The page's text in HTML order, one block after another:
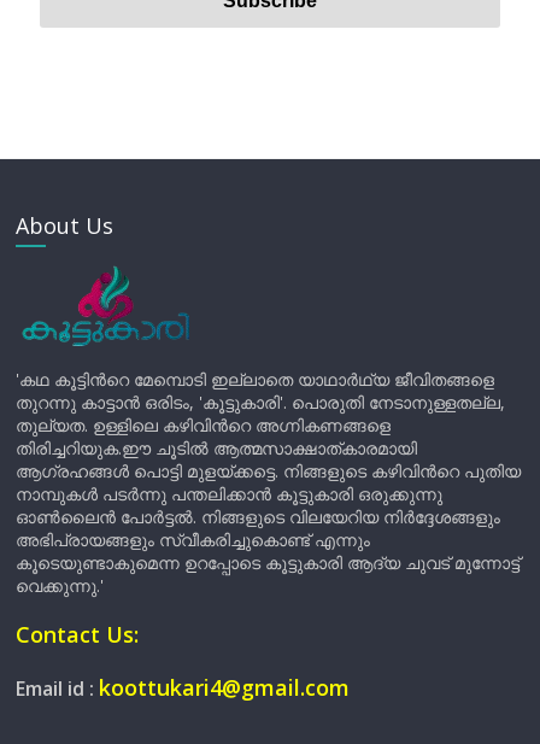
About Us
'കഥ കൂട്ടിന്‍റെ മേമ്പൊടി ഇല്ലാതെ യാഥാർഥ്യ ജീവിതങ്ങളെ
തുറന്നു കാട്ടാൻ ഒരിടം, 'കൂട്ടുകാരി'. പൊരുതി നേടാനുള്ളതല്ല,
തുല്യത. ഉള്ളിലെ കഴിവിന്‍റെ അഗ്നികണങ്ങളെ
തിരിച്ചറിയുക.ഈ ചൂടിൽ ആത്മസാക്ഷാത്കാരമായി
ആഗ്രഹങ്ങൾ പൊട്ടി മുളയ്ക്കട്ടെ. നിങ്ങളുടെ കഴിവിന്‍റെ പുതിയ
നാമ്പുകൾ പടർന്നു പന്തലിക്കാൻ കൂട്ടുകാരി ഒരുക്കുന്നു
ഓൺലൈൻ പോർട്ടൽ. നിങ്ങളുടെ വിലയേറിയ നിർദ്ദേശങ്ങളും
അഭിപ്രായങ്ങളും സ്വീകരിച്ചുകൊണ്ട് എന്നും
കൂടെയുണ്ടാകുമെന്ന ഉറപ്പോടെ കൂട്ടുകാരി ആദ്യ ചുവട് മുന്നോട്ട്
വെക്കുന്നു.'
Contact Us:
Email id : koottukari4@gmail.com